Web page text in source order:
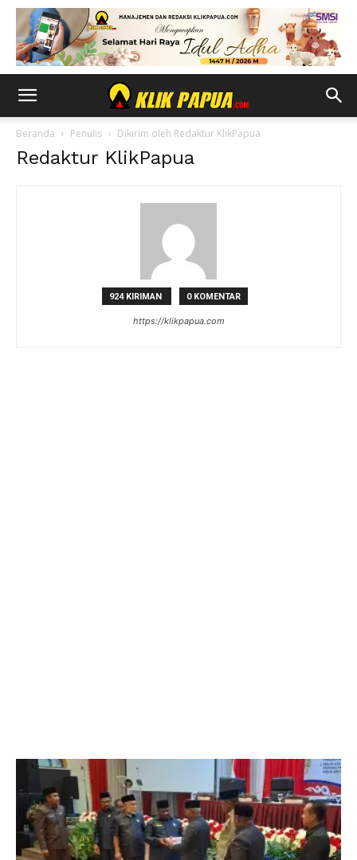
Beranda Penulis Dikirim oleh Redaktur KlikPapua
Redaktur KlikPapua
924 KIRIMAN 0 KOMENTAR
https://klikpapua.com